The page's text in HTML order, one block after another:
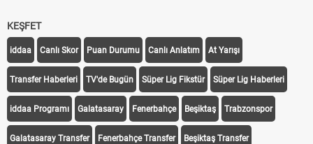
KEŞFET
iddaa Canlı Skor Puan Durumu Canlı Anlatım At Yarışı
Transfer Haberleri TV'de Bugün Süper Lig Fikstür Süper Lig Haberleri
iddaa Programı Galatasaray Fenerbahçe Beşiktaş Trabzonspor
Galatasaray Transfer Fenerbahçe Transfer Beşiktaş Transfer